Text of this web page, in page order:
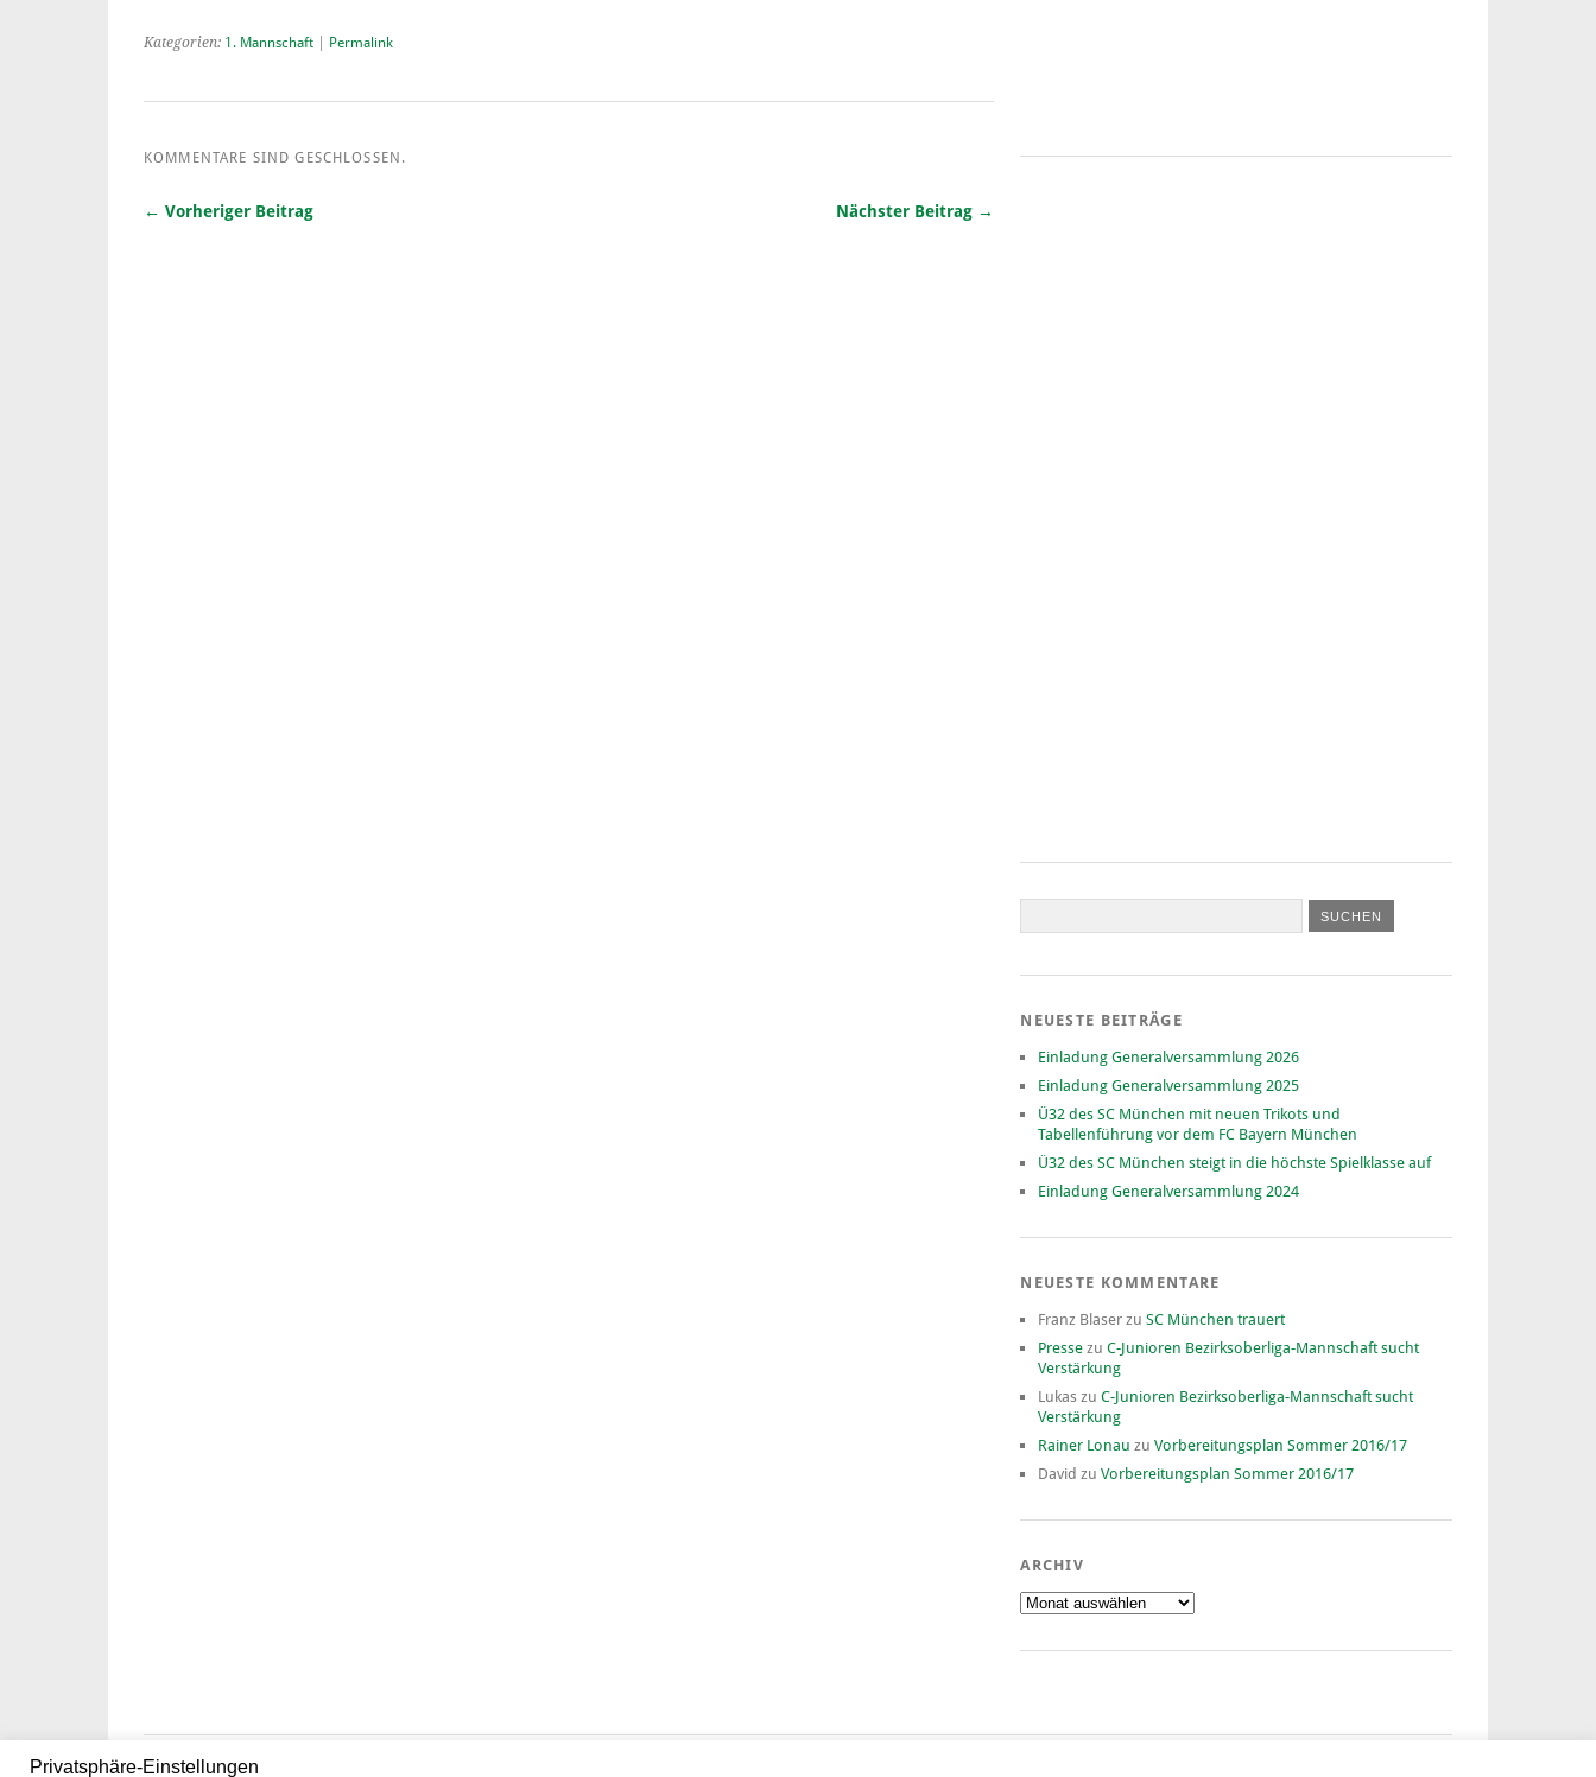
Kategorien: 1. Mannschaft Permalink
KOMMENTARE SIND GESCHLOSSEN.
← Vorheriger Beitrag Nächster Beitrag →
NEUESTE BEITRÄGE
Einladung Generalversammlung 2026
Einladung Generalversammlung 2025
Ü32 des SC München mit neuen Trikots und
Tabellenführung vor dem FC Bayern München
Ü32 des SC München steigt in die höchste Spielklasse auf
Einladung Generalversammlung 2024
NEUESTE KOMMENTARE
Franz Blaser zuSC München trauert
Presse zuC-Junioren Bezirksoberliga-Mannschaft sucht
Verstärkung
Lukas zuC-Junioren Bezirksoberliga-Mannschaft sucht
Verstärkung
Rainer Lonau zuVorbereitungsplan Sommer 2016/17
David zuVorbereitungsplan Sommer 2016/17
ARCHIV
Archiv
Privatsphäre-Einstellungen